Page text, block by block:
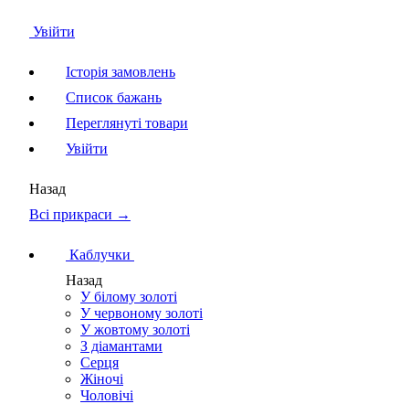
Увійти
Історія замовлень
Список бажань
Переглянуті товари
Увійти
Назад
Всі прикраси →
Каблучки
Назад
У білому золоті
У червоному золоті
У жовтому золоті
З діамантами
Серця
Жіночі
Чоловічі